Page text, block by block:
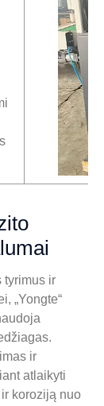
tyrimus ir
„Yongte“
ir
atlaikyti
koroziją nuo